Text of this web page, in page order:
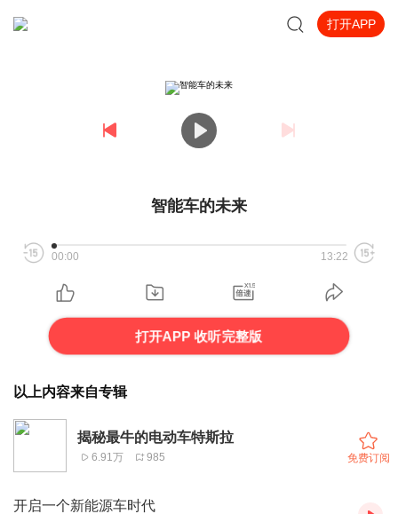
打开APP
智能车的未来
00:00 13:22
打开APP 收听完整版
以上内容来自专辑
揭秘最牛的电动车特斯拉
6.91万 985 免费订阅
开启一个新能源车时代